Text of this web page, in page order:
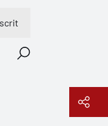
Recherche